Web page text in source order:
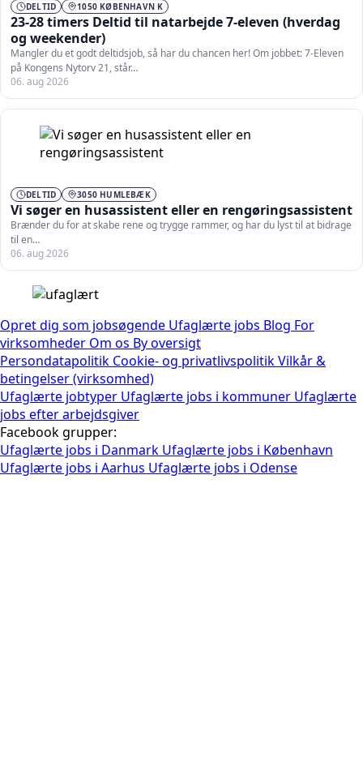
DELTID 1050 KØBENHAVN K
23-28 timers Deltid til natarbejde 7-eleven (hverdag
og weekender)
Mangler du et godt deltidsjob, så har du chancen her! Om jobbet: 7-Eleven
på Kongens Nytorv 21, står…
06. aug 2026
DELTID 3050 HUMLEBÆK
Vi søger en husassistent eller en rengøringsassistent
Brænder du for at skabe rene og trygge rammer, og har du lyst til at bidrage
til en…
06. aug 2026
Opret dig som jobsøgende Ufaglærte jobs Blog For
virksomheder Om os By oversigt
Persondatapolitik Cookie- og privatlivspolitikVilkår &
betingelser (virksomhed)
Ufaglærte jobtyper Ufaglærte jobs i kommuner Ufaglærte
jobs efter arbejdsgiver
Facebook grupper:
Ufaglærte jobs i Danmark Ufaglærte jobs i København
Ufaglærte jobs i Aarhus Ufaglærte jobs i Odense